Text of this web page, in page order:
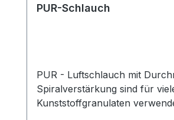
PUR-Schlauch
PUR - Luftschlauch mit Durchmesser 32 mm - 115 mm geeignet für:
Spiralverstärkung sind für
Kunststoffgranulaten verwendet. technische Daten: Ausführung: hochwertiger PUR-